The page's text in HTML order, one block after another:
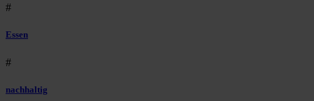
#
Essen
#
nachhaltig